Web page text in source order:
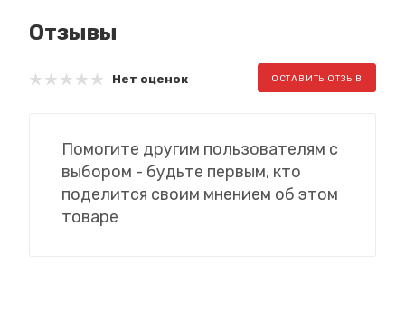
Отзывы
Нет оценок ОСТАВИТЬ ОТЗЫВ
Помогите другим пользователям с
выбором - будьте первым, кто
поделится своим мнением об этом
товаре